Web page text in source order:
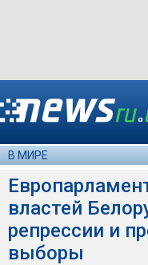
В МИРЕ
властей
репрессии и
выборы